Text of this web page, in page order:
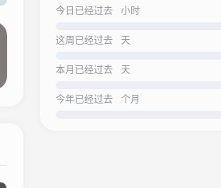
今日已经过去 小时
这周已经过去 天
本月已经过去 天
今年已经过去 个月